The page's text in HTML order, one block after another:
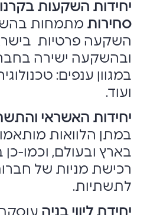
יחידות השקעות
סחירות מתמחות
השקעה פרטיות
ובהשקעה ישירה
במגוון ענפים:
ועוד.
יחידות האשראי
במתן הלוואות
בארץ ובעולם, וכמו-
רכישת מניות של
לתשתיות.